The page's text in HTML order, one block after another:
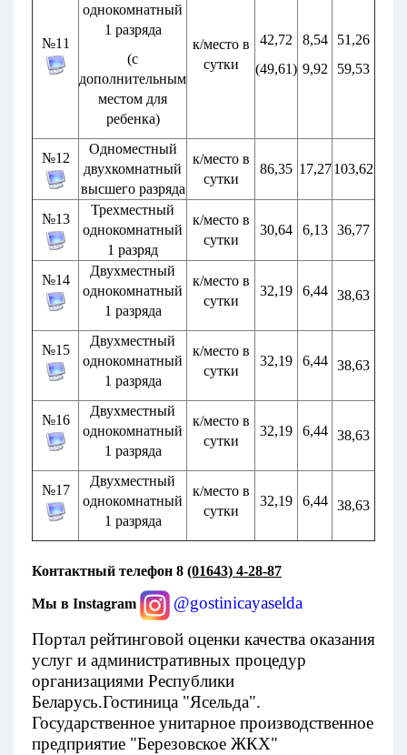
№11
однокомнатный
1 разряда
(с
дополнительным
местом для
ребенка)
к/место в
сутки
42,72
(49,61)
8,54
9,92
51,26
59,53
№12
Одноместный
двухкомнатный
высшего разряда
к/место в
сутки
86,35 17,27 103,62
№13
Трехместный
однокомнатный
1 разряд
к/место в
сутки
30,64 6,13 36,77
№14
Двухместный
однокомнатный
1 разряда
к/место в
сутки
32,19 6,44 38,63
№15
Двухместный
однокомнатный
1 разряда
к/место в
сутки
32,19 6,44 38,63
№16
Двухместный
однокомнатный
1 разряда
к/место в
сутки
32,19 6,44 38,63
№17
Двухместный
однокомнатный
1 разряда
к/место в
сутки
32,19 6,44 38,63
Контактный телефон 8 (01643) 4-28-87
Мы в Instagram @gostinicayaselda
Портал рейтинговой оценки качества оказания
услуг и административных процедур
организациями Республики
Беларусь.Гостиница "Ясельда".
Государственное унитарное производственное
предприятие "Березовское ЖКХ"